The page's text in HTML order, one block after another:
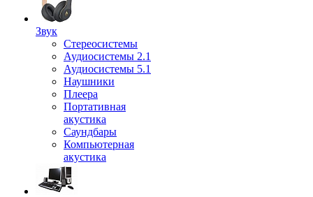
Звук
Стереосистемы
Аудиосистемы 2.1
Аудиосистемы 5.1
Наушники
Плеера
Портативная
акустика
Саундбары
Компьютерная
акустика